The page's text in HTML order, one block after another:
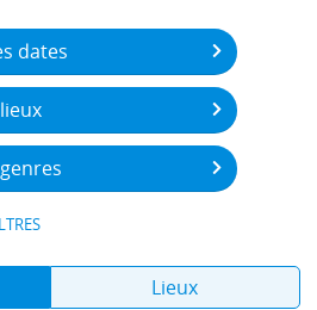
dates
Lieux